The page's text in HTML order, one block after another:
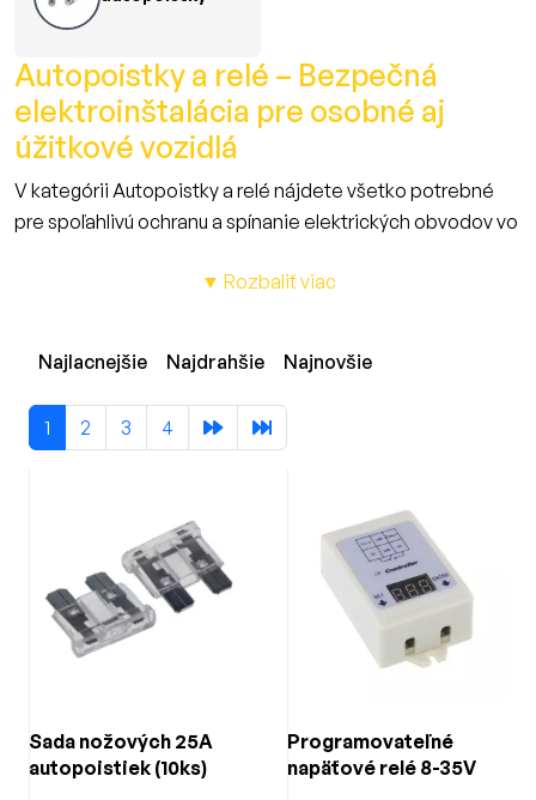
Autopoistky a relé – Bezpečná
elektroinštalácia pre osobné aj
úžitkové vozidlá
V kategórii Autopoistky a relé nájdete všetko potrebné
pre spoľahlivú ochranu a spínanie elektrických obvodov vo
Ponúkame klasické autopoistky, poistky pre zosilňovače,
Produkty sú vhodné pre bežné osobné autá, dodávky,
nákladné vozidlá aj špeciálne inštalácie v karavanoch,
lodiach či pracovných strojoch.
V našej ponuke nájdete:
Štandardné a sklenené autopoistky pre 12V / 24V
systémy
Poistky a púzdra určené pre výkonové zosilňovače a
zapojenie
Relé 12V / 24V pre ovládanie svetiel, motorov a iných
▼ Rozbaliť viac
Najlacnejšie Najdrahšie Najnovšie
1 2 3 4
Sada nožových 25A
autopoistiek (10ks)
Programovateľné
napäťové relé 8-35V